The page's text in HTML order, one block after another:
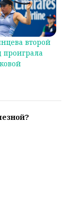
второй
проиграла